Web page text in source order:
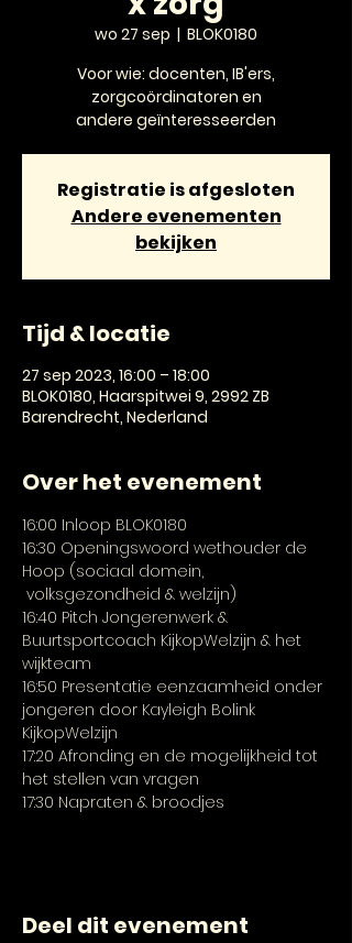
wo 27 sep
  |
BLOK0180
Voor wie: docenten, IB'ers,
zorgcoördinatoren en
andere geïnteresseerden
Registratie is afgesloten
Andere evenementen
bekijken
Tijd & locatie
27 sep 2023, 16:00 – 18:00
BLOK0180, Haarspitwei 9, 2992 ZB
Barendrecht, Nederland
Over het evenement
16:00 Inloop BLOK0180
16:30 Openingswoord wethouder de
Hoop (sociaal domein,
volksgezondheid & welzijn)
16:40 Pitch Jongerenwerk &
Buurtsportcoach KijkopWelzijn & het
wijkteam
16:50 Presentatie eenzaamheid onder
jongeren door Kayleigh Bolink
KijkopWelzijn
17:20 Afronding en de mogelijkheid tot
het stellen van vragen
17:30 Napraten & broodjes
Deel dit evenement